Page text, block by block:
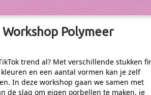
Polymeer
trend al? Met verschillende stukken
en een aantal vormen kan je zelf
In deze workshop gaan we samen met
de slag om eigen oorbellen te maken, je